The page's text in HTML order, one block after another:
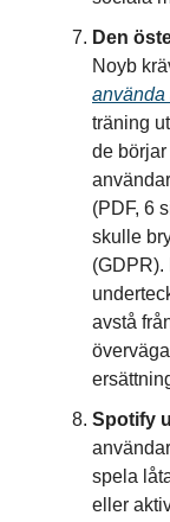
Den
Noyb
använda
träning
de
(PDF, 6
skulle
(GDPR).
avstå
Spotify
spela
eller